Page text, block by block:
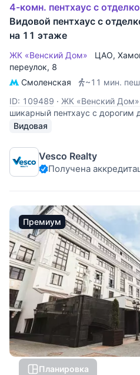
4-комн. пентхаус с
Видовой пентхаус с
на 11 этаже
ЖК «Венский Дом» ЦАО,
переулок, 8
Смоленская
~11 мин.
ID: 109489 · ЖК «Венский Дом»
шикарный пентхаус с дорогим
площадью 230,5 квадратных
квартире выполнен
стиле с отделкой
Видовая
Vesco Realty
Получена
Премиум
Планировка